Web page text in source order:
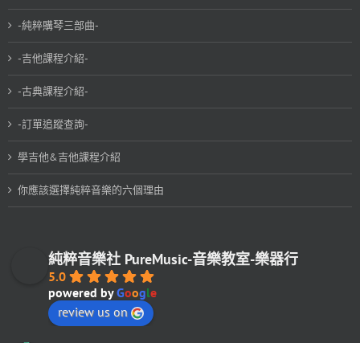
-純粹購琴三部曲-
-吉他課程介紹-
-古典課程介紹-
-訂單追蹤查詢-
學吉他&吉他課程介紹
你應該選擇純粹音樂的六個理由
純粹音樂社 PureMusic-音樂教室-樂器行
5.0
powered byGoogle
review us on